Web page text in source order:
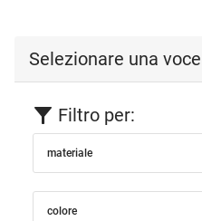
Selezionare una voce
Filtro per:
materiale
colore